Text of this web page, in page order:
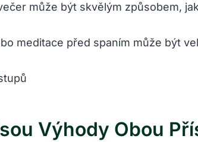
může být skvělým způsobem,
meditace před spaním může být
Výhody Obou